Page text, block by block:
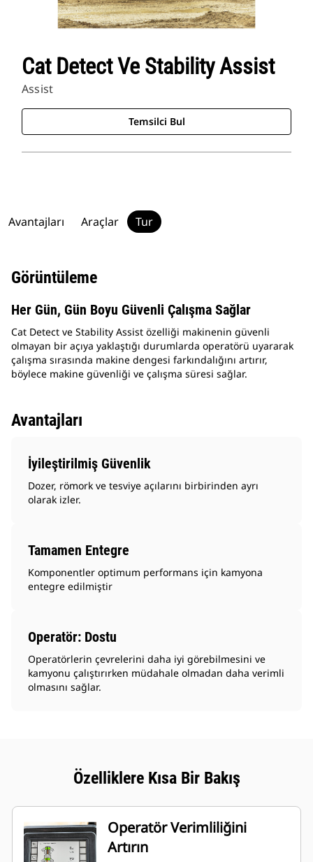
Cat Detect Ve Stability Assist
Assist
Temsilci Bul
Avantajları Araçlar Tur
Görüntüleme
Her Gün, Gün Boyu Güvenli Çalışma Sağlar
Cat Detect ve Stability Assist özelliği makinenin güvenli
olmayan bir açıya yaklaştığı durumlarda operatörü uyararak
çalışma sırasında makine dengesi farkındalığını artırır,
böylece makine güvenliği ve çalışma süresi sağlar.
Avantajları
İyileştirilmiş Güvenlik
Dozer, römork ve tesviye açılarını birbirinden ayrı
olarak izler.
Tamamen Entegre
Komponentler optimum performans için kamyona
entegre edilmiştir
Operatör: Dostu
Operatörlerin çevrelerini daha iyi görebilmesini ve
kamyonu çalıştırırken müdahale olmadan daha verimli
olmasını sağlar.
Özelliklere Kısa Bir Bakış
Operatör Verimliliğini
Artırın